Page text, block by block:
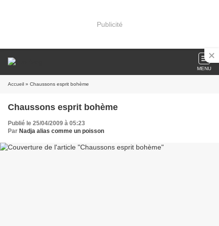
Publicité
MENU
Accueil » Chaussons esprit bohème
Chaussons esprit bohème
Publié le 25/04/2009 à 05:23
Par Nadja alias comme un poisson